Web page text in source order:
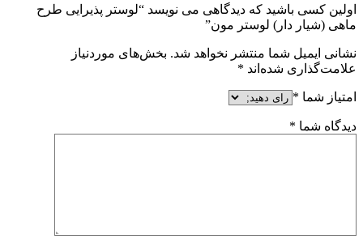
اولین کسی باشید که دیدگاهی می نویسد “لوستر پذیرایی طرح
ماهی (شیار دار) لوستر مون”
نشانی ایمیل شما منتشر نخواهد شد. بخش‌های موردنیاز
علامت‌گذاری شده‌اند *
امتیاز شما *
دیدگاه شما *